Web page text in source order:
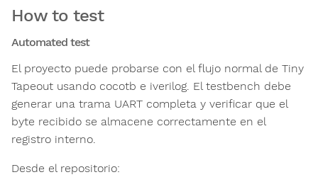
How to test
Automated test
El proyecto puede probarse con el flujo normal de Tiny
Tapeout usando cocotb e iverilog. El testbench debe
generar una trama UART completa y verificar que el
byte recibido se almacene correctamente en el
registro interno.
Desde el repositorio: